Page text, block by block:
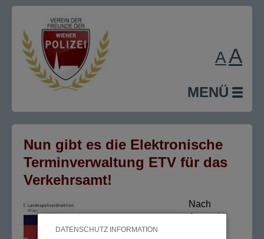
DATENSCHUTZ INFORMATION
MENÜ
AA
Nun gibt es die Elektronische
Terminverwaltung ETV für das
Verkehrsamt!
Nach
Auswahl